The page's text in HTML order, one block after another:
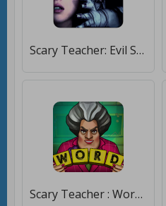
Scary Teacher: Evil School Horror Escape [Без рекламы]
Scary Teacher : Word Game [Бесплатные покупки]